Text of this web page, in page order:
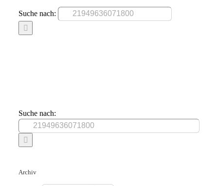
Suche nach:
Suche nach:
Archiv